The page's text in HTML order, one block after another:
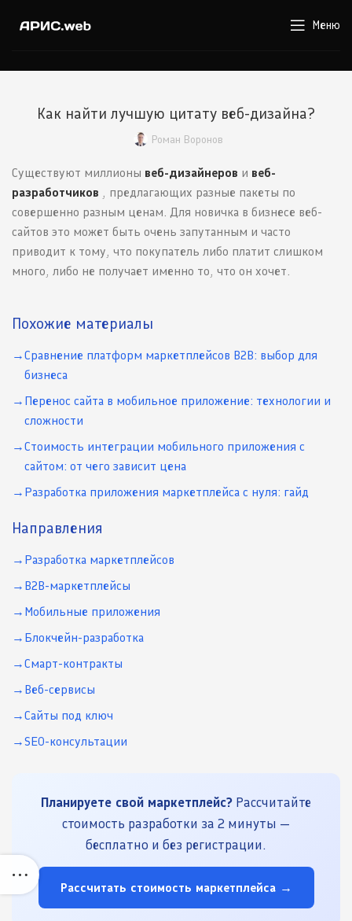
Меню
Как найти лучшую цитату веб-дизайна?
Роман Воронов
Существуют миллионы веб-дизайнеров и веб-
разработчиков , предлагающих разные пакеты по
совершенно разным ценам. Для новичка в бизнесе веб-
сайтов это может быть очень запутанным и часто
приводит к тому, что покупатель либо платит слишком
много, либо не получает именно то, что он хочет.
Похожие материалы
Сравнение платформ маркетплейсов B2B: выбор для
бизнеса
Перенос сайта в мобильное приложение: технологии и
сложности
Стоимость интеграции мобильного приложения с
сайтом: от чего зависит цена
Разработка приложения маркетплейса с нуля: гайд
Направления
Разработка маркетплейсов
B2B-маркетплейсы
Мобильные приложения
Блокчейн-разработка
Смарт-контракты
Веб-сервисы
Сайты под ключ
SEO-консультации
Планируете свой маркетплейс? Рассчитайте
стоимость разработки за 2 минуты —
бесплатно и без регистрации.
Рассчитать стоимость маркетплейса →